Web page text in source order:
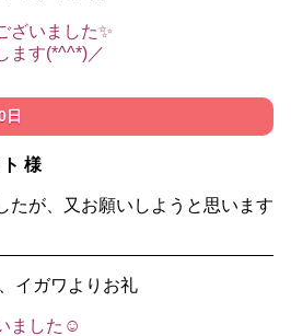
ざいました✨️
ます(*^^*)／
日
様
たが、又お願いしようと思います
イガワよりお礼
ました☺️